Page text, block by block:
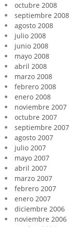
octubre 2008
septiembre 2008
agosto 2008
julio 2008
junio 2008
mayo 2008
abril 2008
marzo 2008
febrero 2008
enero 2008
noviembre 2007
octubre 2007
septiembre 2007
agosto 2007
julio 2007
mayo 2007
abril 2007
marzo 2007
febrero 2007
enero 2007
diciembre 2006
noviembre 2006